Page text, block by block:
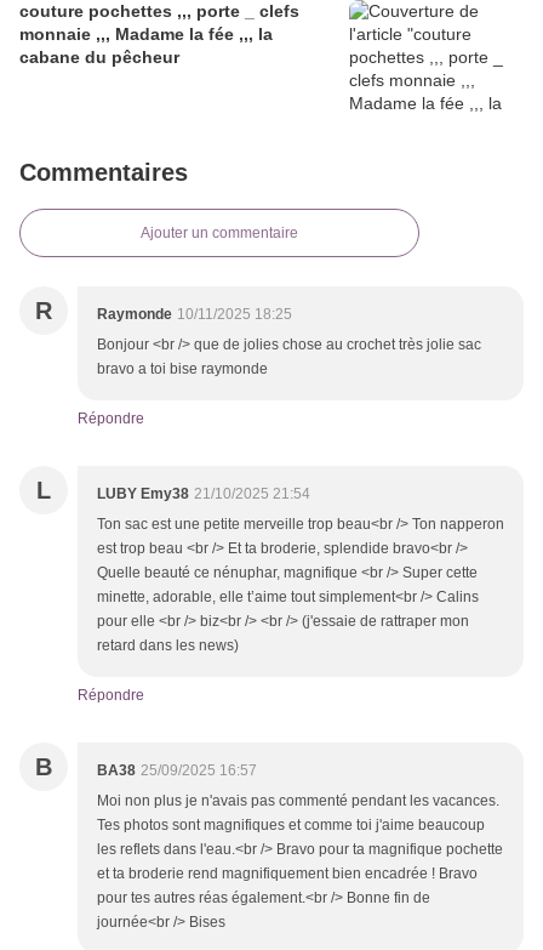
couture pochettes ,,, porte _ clefs
monnaie ,,, Madame la fée ,,, la
cabane du pêcheur
Commentaires
Ajouter un commentaire
R Raymonde 10/11/2025 18:25
Bonjour <br /> que de jolies chose au crochet très jolie sac
bravo a toi bise raymonde
Répondre
L LUBY Emy38 21/10/2025 21:54
Ton sac est une petite merveille trop beau<br /> Ton napperon
est trop beau <br /> Et ta broderie, splendide bravo<br />
Quelle beauté ce nénuphar, magnifique <br /> Super cette
minette, adorable, elle t’aime tout simplement<br /> Calins
pour elle <br /> biz<br /> <br /> (j'essaie de rattraper mon
retard dans les news)
Répondre
B BA38 25/09/2025 16:57
Moi non plus je n'avais pas commenté pendant les vacances.
Tes photos sont magnifiques et comme toi j'aime beaucoup
les reflets dans l'eau.<br /> Bravo pour ta magnifique pochette
et ta broderie rend magnifiquement bien encadrée ! Bravo
pour tes autres réas également.<br /> Bonne fin de
journée<br /> Bises